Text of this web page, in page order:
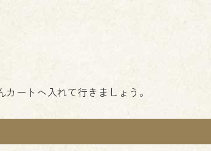
ートへ入れて行きましょう。